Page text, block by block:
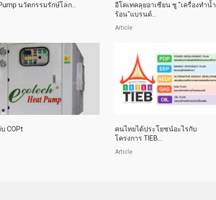
นวัตกรรมรักษ์โลก...
อีโคเทคลุยอาเซียน ชู "เครื่องทำน้ำ
ร้อน"แบรนด์...
Article
บ COPt
คนไทยได้ประโยชน์อะไรกับ
โครงการ TIEB...
Article